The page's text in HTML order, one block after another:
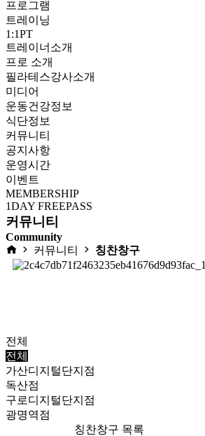
프로그램
트레이닝
1:1PT
트레이너소개
프로 소개
필라테스강사소개
미디어
운동건강정보
식단정보
커뮤니티
공지사항
운영시간
이벤트
MEMBERSHIP
1DAY FREEPASS
커뮤니티
Community
커뮤니티
칭찬창구
전체
전체
가산디지털단지점
독산점
구로디지털단지점
광명역점
칭찬창구 목록